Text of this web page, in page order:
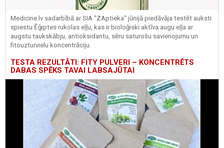
Medicine.lv sadarbībā ar SIA "ZAptieka" jūnijā piedāvāja testēt auksti
spiestu Ēģiptes rukolas eļļu, kas ir bioloģiski aktīva augu eļļa ar
augstu taukskābju, antioksidantu, sēru saturošu savienojumu un
fitouzturvielu koncentrāciju.
TESTA REZULTĀTI: FITY PULVERI – KONCENTRĒTS
DABAS SPĒKS TAVAI LABSAJŪTAI